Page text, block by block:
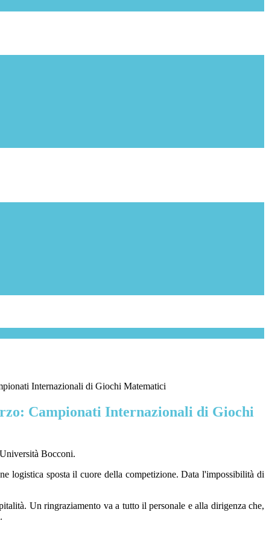
Internazionali di Giochi Matematici
Campionati Internazionali di Giochi
Bocconi.
logistica sposta il cuore della competizione. Data l'impossibilità di
Un ringraziamento va a tutto il personale e alla dirigenza che,